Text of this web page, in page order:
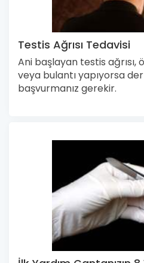
Testis Ağrısı Tedavisi
Ani başlayan testis ağrısı,
veya bulantı yapıyorsa
başvurmanız gerekir.